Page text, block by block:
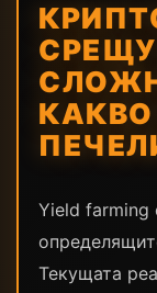
СРЕЩУ
Yield farming
Текущата